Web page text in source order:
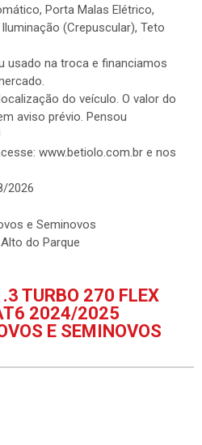
Porta Malas Elétrico,
(Crepuscular), Teto
usado na troca e financiamos
do veículo. O valor do
aviso prévio. Pensou
www.betiolo.com.br e nos
2026
e Seminovos
do Parque
TURBO 270 FLEX
2024/2025
E SEMINOVOS